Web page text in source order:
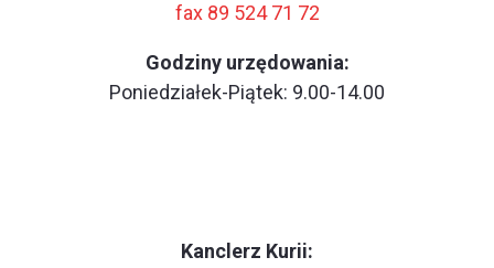
fax 89 524 71 72
Godziny urzędowania:
Poniedziałek-Piątek: 9.00-14.00
Kanclerz Kurii: